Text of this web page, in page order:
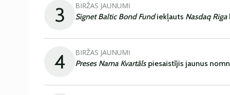
3 BIRŽAS JAUNUMI
Signet Baltic Bond Fundiekļauts Nasdaq Riga
4 BIRŽAS JAUNUMI
Preses Nama Kvartāls piesaistījis jaunus